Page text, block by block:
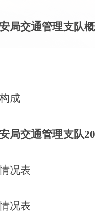
局交通管理支队
成
局交通管理支队
况表
况表